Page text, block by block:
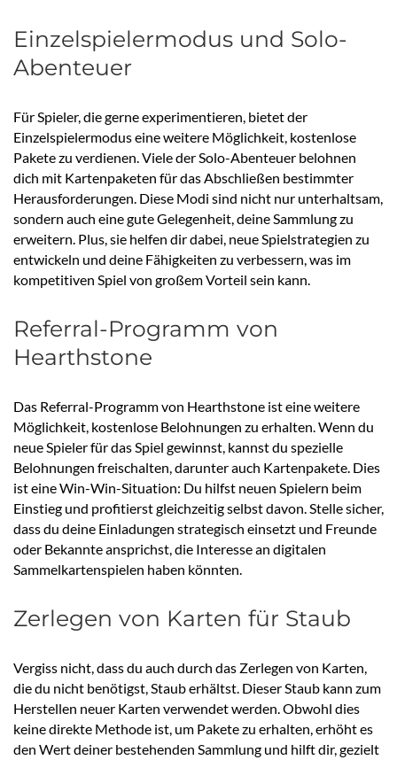
Einzelspielermodus und Solo-
Abenteuer
Für Spieler, die gerne experimentieren, bietet der
Einzelspielermodus eine weitere Möglichkeit, kostenlose
Pakete zu verdienen. Viele der Solo-Abenteuer belohnen
dich mit Kartenpaketen für das Abschließen bestimmter
Herausforderungen. Diese Modi sind nicht nur unterhaltsam,
sondern auch eine gute Gelegenheit, deine Sammlung zu
erweitern. Plus, sie helfen dir dabei, neue Spielstrategien zu
entwickeln und deine Fähigkeiten zu verbessern, was im
kompetitiven Spiel von großem Vorteil sein kann.
Referral-Programm von
Hearthstone
Das Referral-Programm von Hearthstone ist eine weitere
Möglichkeit, kostenlose Belohnungen zu erhalten. Wenn du
neue Spieler für das Spiel gewinnst, kannst du spezielle
Belohnungen freischalten, darunter auch Kartenpakete. Dies
ist eine Win-Win-Situation: Du hilfst neuen Spielern beim
Einstieg und profitierst gleichzeitig selbst davon. Stelle sicher,
dass du deine Einladungen strategisch einsetzt und Freunde
oder Bekannte ansprichst, die Interesse an digitalen
Sammelkartenspielen haben könnten.
Zerlegen von Karten für Staub
Vergiss nicht, dass du auch durch das Zerlegen von Karten,
die du nicht benötigst, Staub erhältst. Dieser Staub kann zum
Herstellen neuer Karten verwendet werden. Obwohl dies
keine direkte Methode ist, um Pakete zu erhalten, erhöht es
den Wert deiner bestehenden Sammlung und hilft dir, gezielt